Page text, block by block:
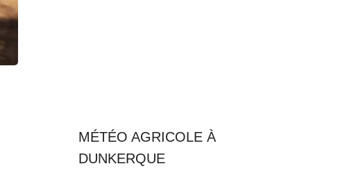
MÉTÉO AGRICOLE À
DUNKERQUE